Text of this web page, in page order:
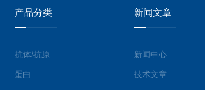
产品分类
抗体/抗原
蛋白
新闻文章
新闻中心
技术文章